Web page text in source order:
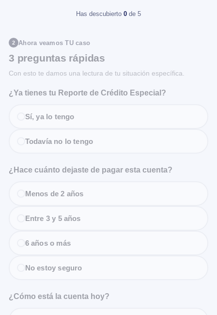
Has descubierto 0 de 5
2 Ahora veamos TU caso
3 preguntas rápidas
Con esto te damos una lectura de tu situación específica.
¿Ya tienes tu Reporte de Crédito Especial?
Sí, ya lo tengo
Todavía no lo tengo
¿Hace cuánto dejaste de pagar esta cuenta?
Menos de 2 años
Entre 3 y 5 años
6 años o más
No estoy seguro
¿Cómo está la cuenta hoy?